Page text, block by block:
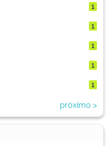
1
1
1
1
1
próximo >